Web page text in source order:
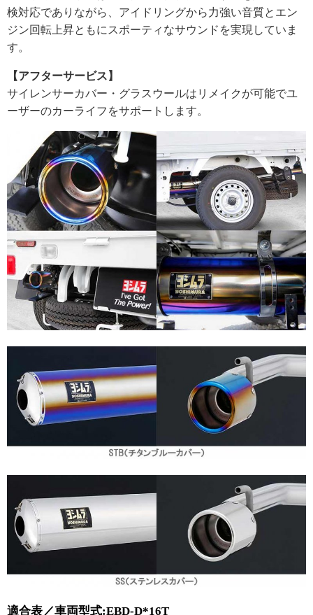
検対応でありながら、アイドリングから力強い音質とエン
ジン回転上昇ともにスポーティなサウンドを実現していま
す。
【アフターサービス】
サイレンサーカバー・グラスウールはリメイクが可能でユ
ーザーのカーライフをサポートします。
適合表／車両型式:EBD-D*16T